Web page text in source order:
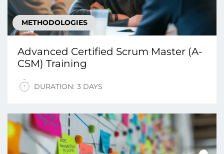
METHODOLOGIES
Advanced Certified Scrum Master (A-
CSM) Training
DURATION: 3 DAYS